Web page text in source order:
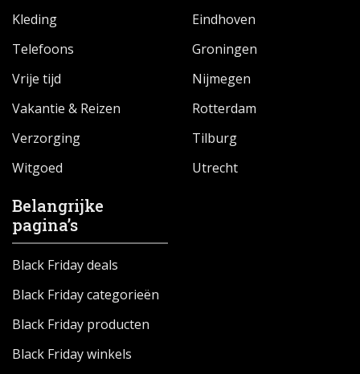
Kleding
Telefoons
Vrije tijd
Vakantie & Reizen
Verzorging
Witgoed
Eindhoven
Groningen
Nijmegen
Rotterdam
Tilburg
Utrecht
Belangrijke
pagina’s
Black Friday deals
Black Friday categorieën
Black Friday producten
Black Friday winkels